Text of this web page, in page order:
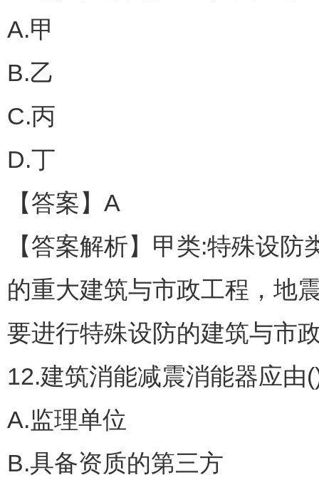
A.甲
B.乙
C.丙
D.丁
【答案】A
【答案解析】甲类:特殊设
的重大建筑与市政工程，地
要进行特殊设防的建筑与市
12.建筑消能减震消能器应由
A.监理单位
B.具备资质的第三方